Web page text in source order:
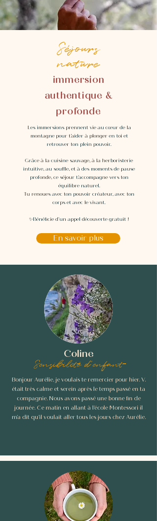
Séjours
nature
immersion
authentique &
profonde
Les immersions prennent vie au cœur de la
montagne pour t’aider à plonger en toi et
retrouver ton plein pouvoir.
Grâce à la cuisine sauvage, à la herboristerie
intuitive, au souffle, et à des moments de pause
profonde, ce séjour t’accompagne vers ton
équilibre naturel.
Tu renoues avec ton pouvoir créateur, avec ton
corps et avec le vivant.
✨Bénéficie d'un appel découverte gratuit !
En savoir plus
Coline
Sensibilité d'enfant
Bonjour Aurélie, je voulais te remercier pour hier. V.
était très calme et serein après le temps passé en ta
compagnie. Nous avons passé une bonne fin de
journée. Ce matin en allant à l’école Montessori il
m’a dit qu’il voulait aller tous les jours chez Aurélie.